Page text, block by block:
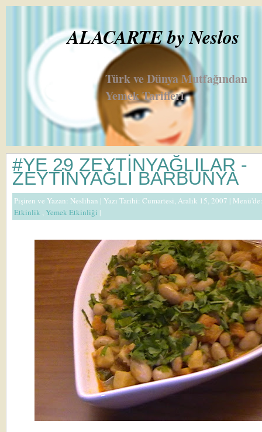
ALACARTE by Neslos
Türk ve Dünya Mutfağından
Yemek Tarifleri
#YE 29 ZEYTİNYAĞLILAR -
ZEYTİNYAĞLI BARBUNYA
Pişiren ve Yazan: Neslihan | Yazı Tarihi: Cumartesi, Aralık 15, 2007 | Menü'de:
Etkinlik ,Yemek Etkinliği |